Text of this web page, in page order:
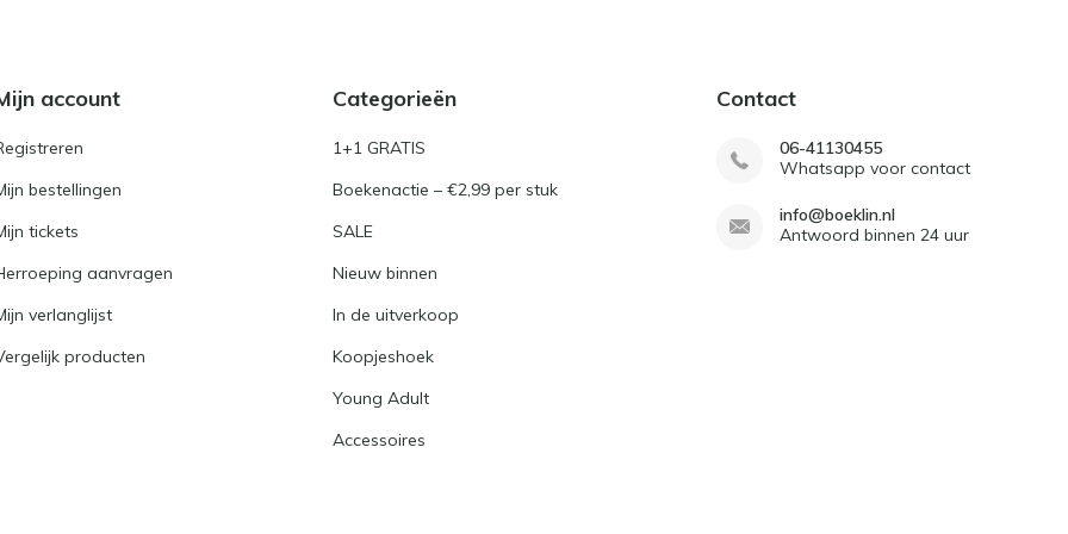
account
bestellingen
tickets
aanvragen
verlanglijst
producten
Categorieën
1+1 GRATIS
Boekenactie – €2,99 per stuk
SALE
Nieuw binnen
In de uitverkoop
Koopjeshoek
Young Adult
Accessoires
Contact
06-41130455
Whatsapp voor contact
info@boeklin.nl
Antwoord binnen 24 uur